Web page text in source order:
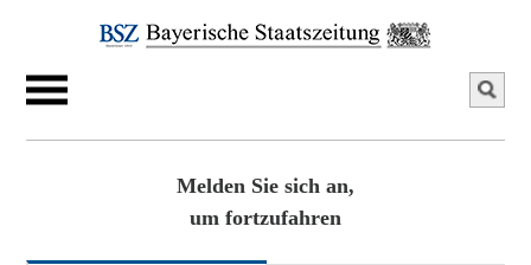
Melden Sie sich an,
um fortzufahren